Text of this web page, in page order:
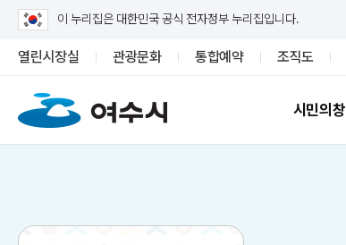
이 누리집은 대한민국 공식 전자정부 누리집입니다.
열린시장실 관광문화 통합예약 조직도
시민의창